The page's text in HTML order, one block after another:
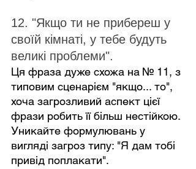
12. "Якщо ти не прибереш у
своїй кімнаті, у тебе будуть
великі проблеми".
Ця фраза дуже схожа на № 11, з
типовим сценарієм "якщо... то",
хоча загрозливий аспект цієї
фрази робить її більш нестійкою.
Уникайте формулювань у
вигляді загроз типу: "Я дам тобі
привід поплакати".